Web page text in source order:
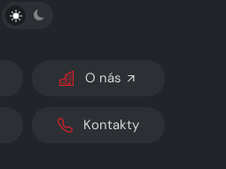
PŘEPNOUT SVĚTLÝ/TMAVÝ REŽIM
O nás
Kontakty